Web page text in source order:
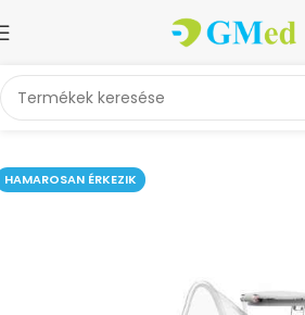
Kezdőlap Egészségvédelem és otthoni diagnosztika
HAMAROSAN ÉRKEZIK